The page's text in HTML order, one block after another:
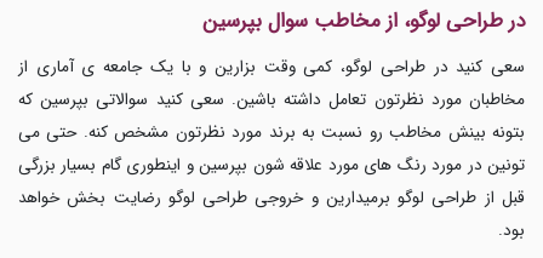
در طراحی لوگو، از مخاطب سوال بپرسین
سعی کنید در طراحی لوگو، کمی وقت بزارین و با یک جامعه ی آماری از
مخاطبان مورد نظرتون تعامل داشته باشین. سعی کنید سوالاتی بپرسین که
بتونه بینش مخاطب رو نسبت به برند مورد نظرتون مشخص کنه. حتی می
تونین در مورد رنگ های مورد علاقه شون بپرسین و اینطوری گام بسیار بزرگی
قبل از طراحی لوگو برمیدارین و خروجی طراحی لوگو رضایت بخش خواهد
بود.